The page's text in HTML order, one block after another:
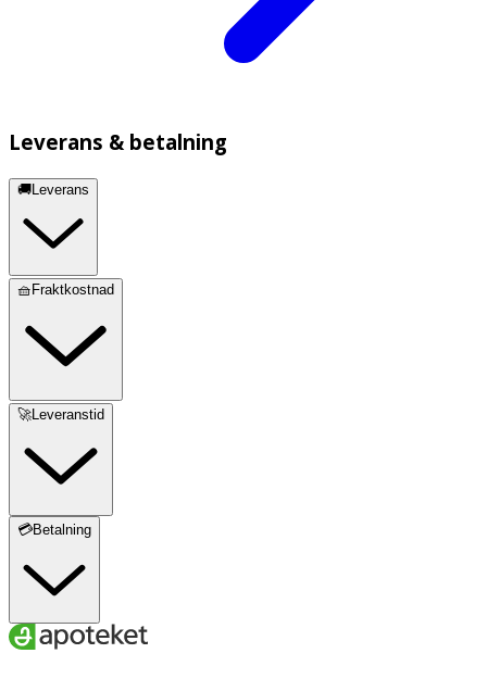
Leverans & betalning
🚚Leverans
🧺Fraktkostnad
🚀Leveranstid
💳Betalning